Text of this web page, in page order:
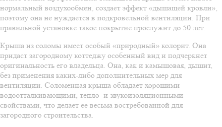
нормальный воздухообмен, создает эффект «дышащей кровли»,
поэтому она не нуждается в подкровельной вентиляции. При
правильной установке такое покрытие прослужит до 50 лет.
Крыша из соломы имеет особый «природный» колорит. Она
придаст загородному коттеджу особенный вид и подчеркнет
оригинальность его владельца. Она, как и камышовая, дышит,
без применения каких-либо дополнительных мер для
вентиляции. Соломенная крыша обладает хорошими
водоотталкивающими, тепло- и звукоизоляционными
свойствами, что делает ее весьма востребованной для
загородного строительства.